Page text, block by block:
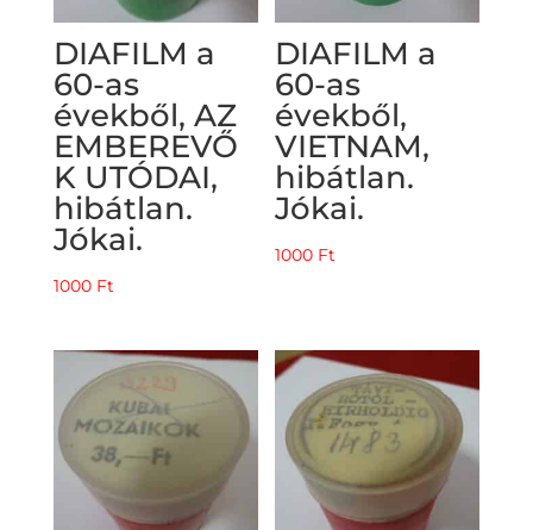
DIAFILM a
60-as
évekből, AZ
EMBEREVŐ
K UTÓDAI,
hibátlan.
Jókai.
1000 Ft
DIAFILM a
60-as
évekből,
VIETNAM,
hibátlan.
Jókai.
1000 Ft